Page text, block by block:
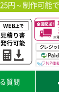
～制作可能
質問